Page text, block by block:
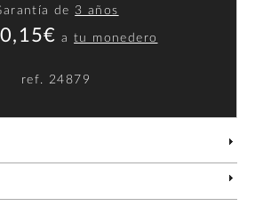
de 3 años
0,15€ atu monedero
ref. 24879